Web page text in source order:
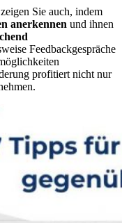
Sie auch, indem
anerkennen und ihnen
Feedbackgespräche
profitiert nicht nur